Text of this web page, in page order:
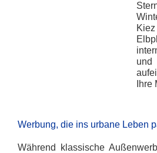
Ihre
Werbung, die ins urbane Leben
Während klassische